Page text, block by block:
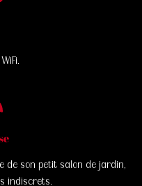
de son petit salon de jardin,
indiscrets.